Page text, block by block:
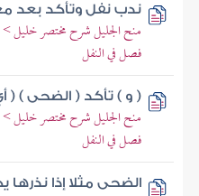
ندب نفل وتأكد بعد
منح الجليل شرح مختصر خليل
فصل في النفل
( و ) تأكد ( الضحى ) (
منح الجليل شرح مختصر خليل
فصل في النفل
الضحى مثلا إذا نذرها